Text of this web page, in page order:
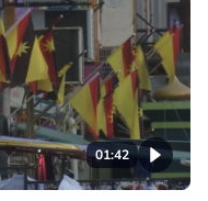
01:42